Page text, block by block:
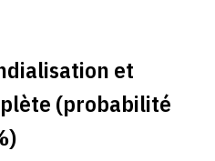
et
(probabilité